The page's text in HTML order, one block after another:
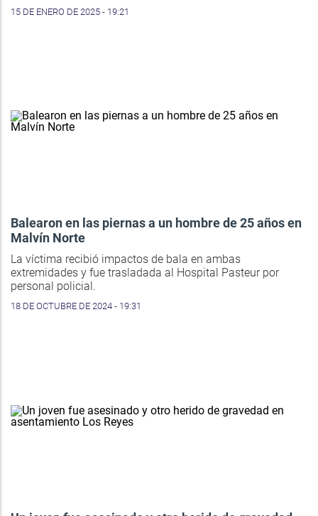
15 DE ENERO DE 2025 - 19:21
Balearon en las piernas a un hombre de 25 años en
Malvín Norte
La víctima recibió impactos de bala en ambas
extremidades y fue trasladada al Hospital Pasteur por
personal policial.
18 DE OCTUBRE DE 2024 - 19:31